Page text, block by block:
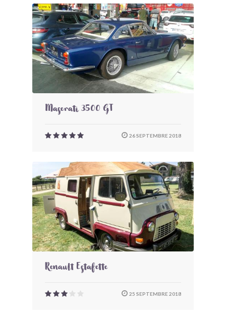
Maserati 3500 GT
26 SEPTEMBRE 2018
Renault Estafette
25 SEPTEMBRE 2018